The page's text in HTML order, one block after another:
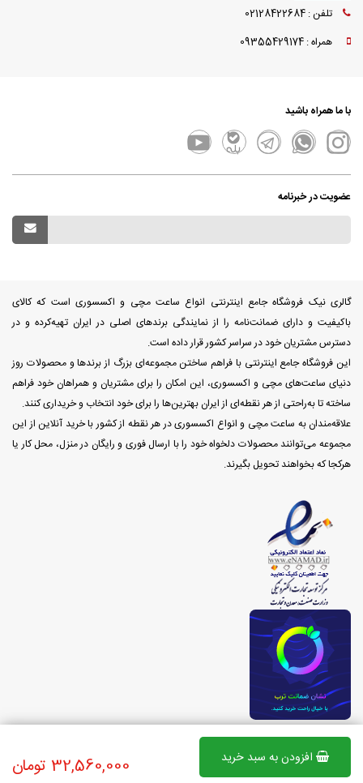
32,560,000 تومان افزودن به سبد خرید
تلفن : 02128422684
همراه : 09355429174
با ما همراه باشید
عضویت در خبرنامه
گالری نیک فروشگاه جامع اینترنتی انواع ساعت مچی و اکسسوری است که کالای
باکیفیت و دارای ضمانت‌نامه را از نمایندگی برندهای اصلی در ایران تهیه‌کرده و در
دسترس مشتریان خود در سراسر کشور قرار داده است.
این فروشگاه جامع اینترنتی با فراهم ساختن مجموعه‌ای بزرگ از برندها و محصولات روز
دنیای ساعت‌های مچی و اکسسوری، این امکان را برای مشتریان و همراهان خود فراهم
ساخته تا به‌راحتی از هر نقطه‌ای از ایران بهترین‌ها را برای خود انتخاب و خریداری کنند.
علاقه‌مندان به ساعت مچی و انواع اکسسوری در هر نقطه از کشور با خرید آنلاین از این
مجموعه می‌توانند محصولات دلخواه خود را با ارسال فوری و رایگان در منزل، محل کار یا
هرکجا که بخواهند تحویل بگیرند.